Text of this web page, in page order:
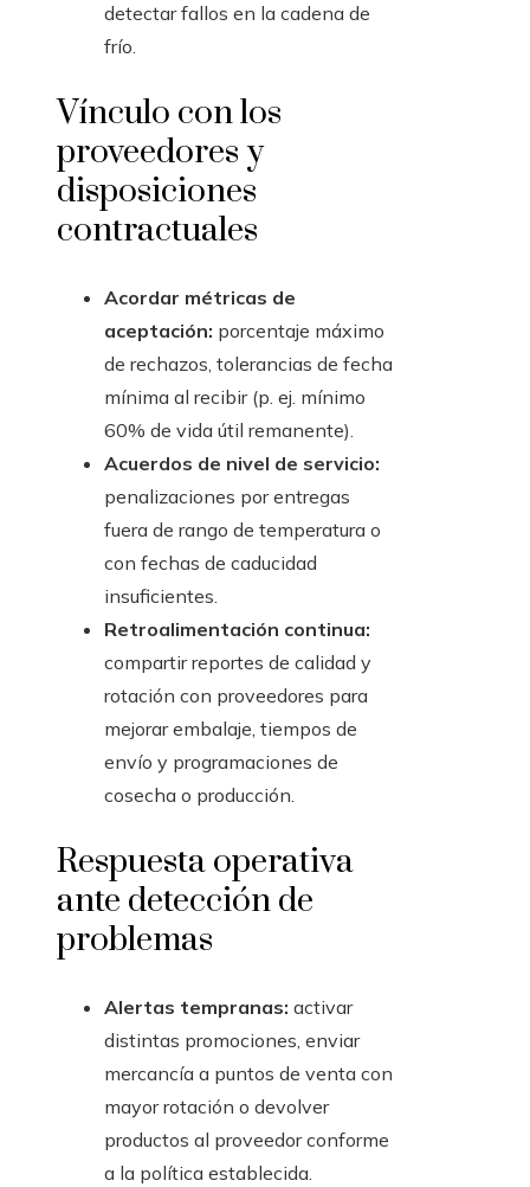
detectar fallos en la cadena de
frío.
Vínculo con los
proveedores y
disposiciones
contractuales
Acordar métricas de
aceptación: porcentaje máximo
de rechazos, tolerancias de fecha
mínima al recibir (p. ej. mínimo
60% de vida útil remanente).
Acuerdos de nivel de servicio:
penalizaciones por entregas
fuera de rango de temperatura o
con fechas de caducidad
insuficientes.
Retroalimentación continua:
compartir reportes de calidad y
rotación con proveedores para
mejorar embalaje, tiempos de
envío y programaciones de
cosecha o producción.
Respuesta operativa
ante detección de
problemas
Alertas tempranas: activar
distintas promociones, enviar
mercancía a puntos de venta con
mayor rotación o devolver
productos al proveedor conforme
a la política establecida.